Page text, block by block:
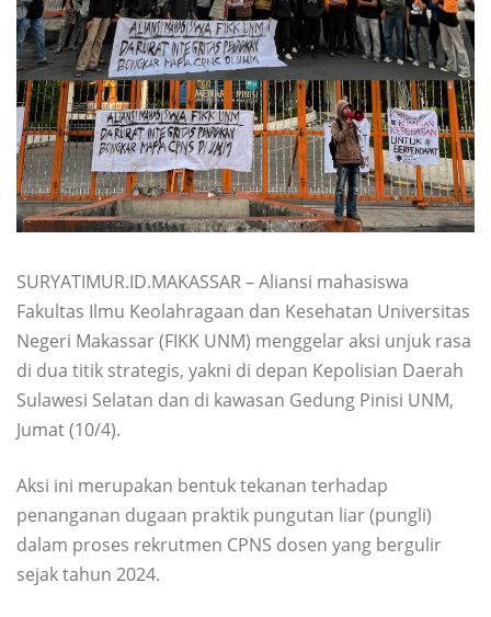
SURYATIMUR.ID.MAKASSAR – Aliansi mahasiswa
Fakultas Ilmu Keolahragaan dan Kesehatan Universitas
Negeri Makassar (FIKK UNM) menggelar aksi unjuk rasa
di dua titik strategis, yakni di depan Kepolisian Daerah
Sulawesi Selatan dan di kawasan Gedung Pinisi UNM,
Jumat (10/4).
Aksi ini merupakan bentuk tekanan terhadap
penanganan dugaan praktik pungutan liar (pungli)
dalam proses rekrutmen CPNS dosen yang bergulir
sejak tahun 2024.